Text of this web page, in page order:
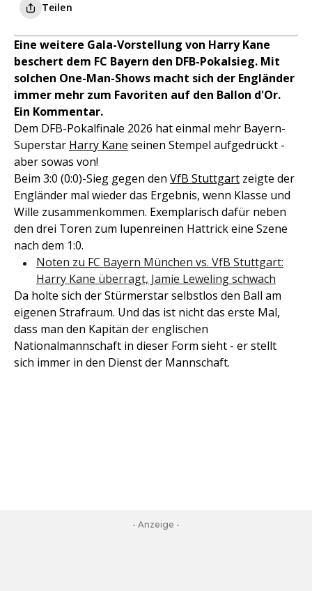
Teilen
Eine weitere Gala-Vorstellung von Harry Kane
beschert dem FC Bayern den DFB-Pokalsieg. Mit
solchen One-Man-Shows macht sich der Engländer
immer mehr zum Favoriten auf den Ballon d'Or.
Ein Kommentar.
Dem DFB-Pokalfinale 2026 hat einmal mehr Bayern-
Superstar Harry Kane seinen Stempel aufgedrückt -
aber sowas von!
Beim 3:0 (0:0)-Sieg gegen den VfB Stuttgart zeigte der
Engländer mal wieder das Ergebnis, wenn Klasse und
Wille zusammenkommen. Exemplarisch dafür neben
den drei Toren zum lupenreinen Hattrick eine Szene
nach dem 1:0.
Noten zu FC Bayern München vs. VfB Stuttgart:
Harry Kane überragt, Jamie Leweling schwach
Da holte sich der Stürmerstar selbstlos den Ball am
eigenen Strafraum. Und das ist nicht das erste Mal,
dass man den Kapitän der englischen
Nationalmannschaft in dieser Form sieht - er stellt
sich immer in den Dienst der Mannschaft.
- Anzeige -